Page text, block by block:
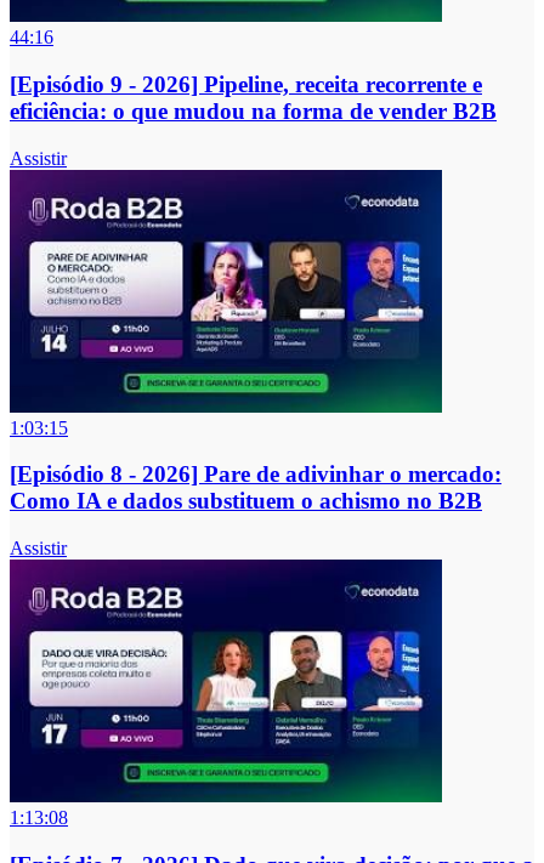
44:16
[Episódio 9 - 2026] Pipeline, receita recorrente e
eficiência: o que mudou na forma de vender B2B
Assistir
1:03:15
[Episódio 8 - 2026] Pare de adivinhar o mercado:
Como IA e dados substituem o achismo no B2B
Assistir
1:13:08